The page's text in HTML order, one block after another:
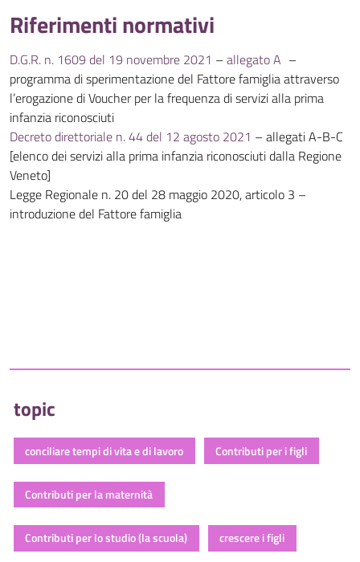
Riferimenti normativi
D.G.R. n. 1609 del 19 novembre 2021 – allegato A –
programma di sperimentazione del Fattore famiglia attraverso
l’erogazione di Voucher per la frequenza di servizi alla prima
infanzia riconosciuti
Decreto direttoriale n. 44 del 12 agosto 2021 – allegati A-B-C
[elenco dei servizi alla prima infanzia riconosciuti dalla Regione
Veneto]
Legge Regionale n. 20 del 28 maggio 2020, articolo 3 –
introduzione del Fattore famiglia
topic
conciliare tempi di vita e di lavoro Contributi per i figli
Contributi per la maternità
Contributi per lo studio (la scuola) crescere i figli